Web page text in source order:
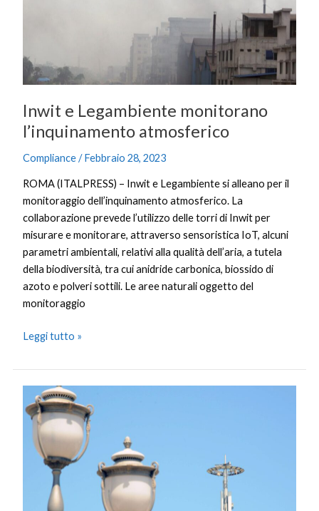
Inwit e Legambiente monitorano
l’inquinamento atmosferico
Compliance/Febbraio 28, 2023
ROMA (ITALPRESS) – Inwit e Legambiente si alleano per il
monitoraggio dell’inquinamento atmosferico. La
collaborazione prevede l’utilizzo delle torri di Inwit per
misurare e monitorare, attraverso sensoristica IoT, alcuni
parametri ambientali, relativi alla qualità dell’aria, a tutela
della biodiversità, tra cui anidride carbonica, biossido di
azoto e polveri sottili. Le aree naturali oggetto del
monitoraggio
Leggi tutto »
5G,
al
progetto
europeo
studiare